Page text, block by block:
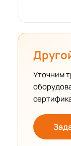
Уточним